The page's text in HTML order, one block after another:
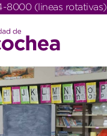
8000 (lineas rotativas)